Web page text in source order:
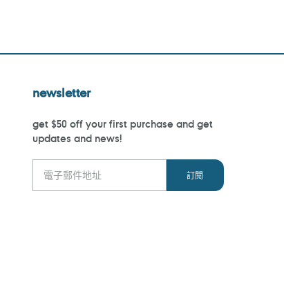
newsletter
get $50 off your first purchase and get
updates and news!